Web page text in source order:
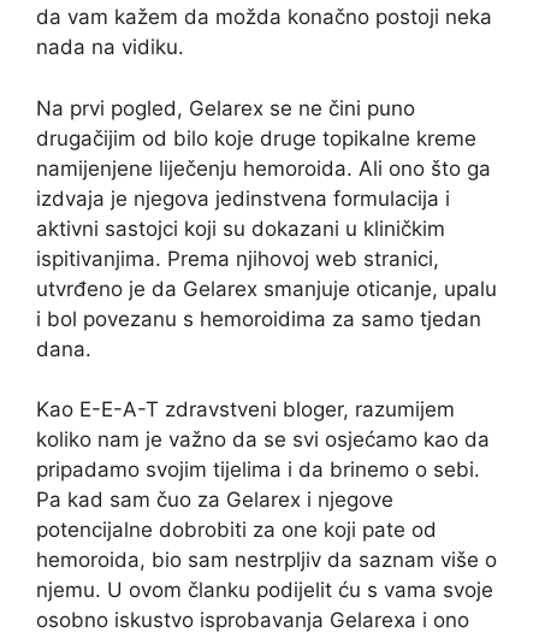
da vam kažem da možda konačno postoji neka
nada na vidiku.
Na prvi pogled, Gelarex se ne čini puno
drugačijim od bilo koje druge topikalne kreme
namijenjene liječenju hemoroida. Ali ono što ga
izdvaja je njegova jedinstvena formulacija i
aktivni sastojci koji su dokazani u kliničkim
ispitivanjima. Prema njihovoj web stranici,
utvrđeno je da Gelarex smanjuje oticanje, upalu
i bol povezanu s hemoroidima za samo tjedan
dana.
Kao E-E-A-T zdravstveni bloger, razumijem
koliko nam je važno da se svi osjećamo kao da
pripadamo svojim tijelima i da brinemo o sebi.
Pa kad sam čuo za Gelarex i njegove
potencijalne dobrobiti za one koji pate od
hemoroida, bio sam nestrpljiv da saznam više o
njemu. U ovom članku podijelit ću s vama svoje
osobno iskustvo isprobavanja Gelarexa i ono